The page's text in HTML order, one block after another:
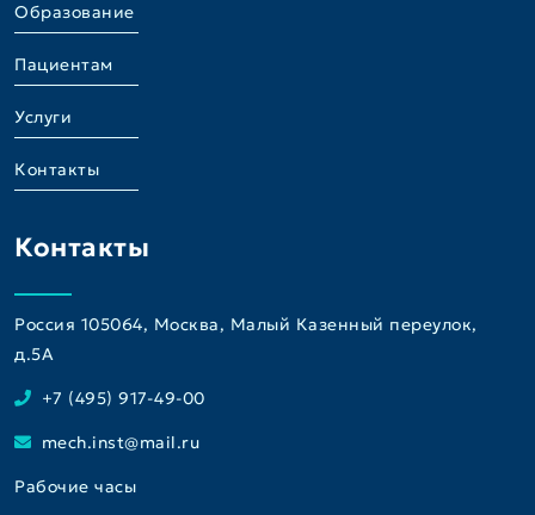
Образование
Пациентам
Услуги
Контакты
Контакты
Россия 105064, Москва, Малый Казенный переулок,
д.5A
+7 (495) 917-49-00
mech.inst@mail.ru
Рабочие часы